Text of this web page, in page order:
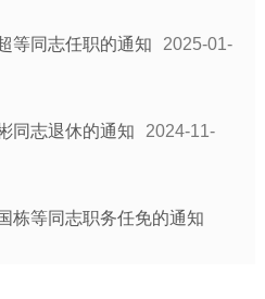
等同志任职的通知
2025-01-
同志退休的通知
2024-11-
栋等同志职务任免的通知